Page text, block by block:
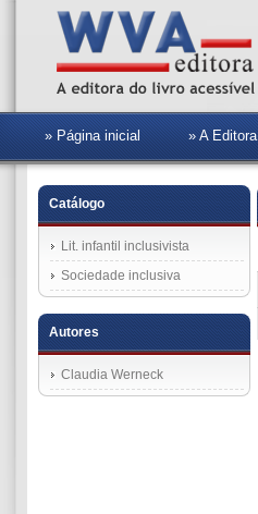
» Página inicial » A Editora
Catálogo
Lit. infantil inclusivista
Sociedade inclusiva
Autores
Claudia Werneck